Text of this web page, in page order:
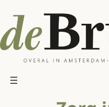
naar
de
inhoud